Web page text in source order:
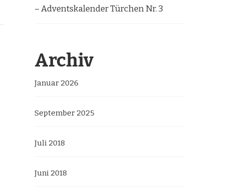
– Adventskalender Türchen Nr. 3
Archiv
Januar 2026
September 2025
Juli 2018
Juni 2018